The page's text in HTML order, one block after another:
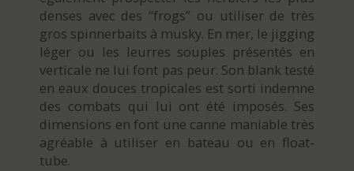
denses avec des “frogs” ou utiliser de très
gros spinnerbaits à musky. En mer, le jigging
léger ou les leurres souples présentés en
verticale ne lui font pas peur. Son blank testé
en eaux douces tropicales est sorti indemne
des combats qui lui ont été imposés. Ses
dimensions en font une canne maniable très
agréable à utiliser en bateau ou en float-
tube.